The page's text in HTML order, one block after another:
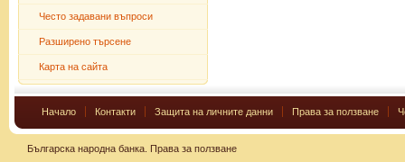
Често задавани въпроси
Разширено търсене
Карта на сайта
Начало Контакти Защита на личните данни Права за ползване
Българска народна банка. Права за ползване